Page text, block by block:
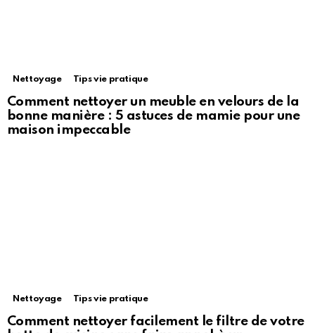
Nettoyage Tips vie pratique
Comment nettoyer un meuble en velours de la
bonne manière : 5 astuces de mamie pour une
maison impeccable
Nettoyage Tips vie pratique
Comment nettoyer facilement le filtre de votre